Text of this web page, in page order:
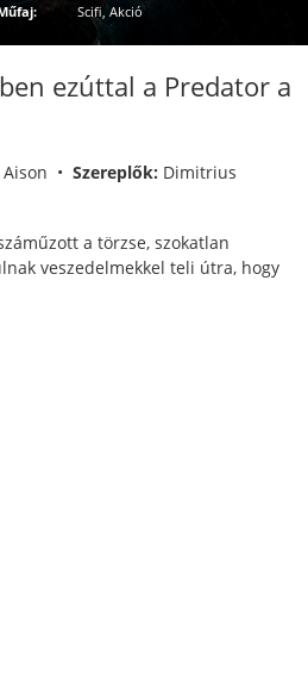
Scifi, Akció
ezúttal a Predator a
• Szereplők: Dimitrius
a törzse, szokatlan
veszedelmekkel teli útra, hogy